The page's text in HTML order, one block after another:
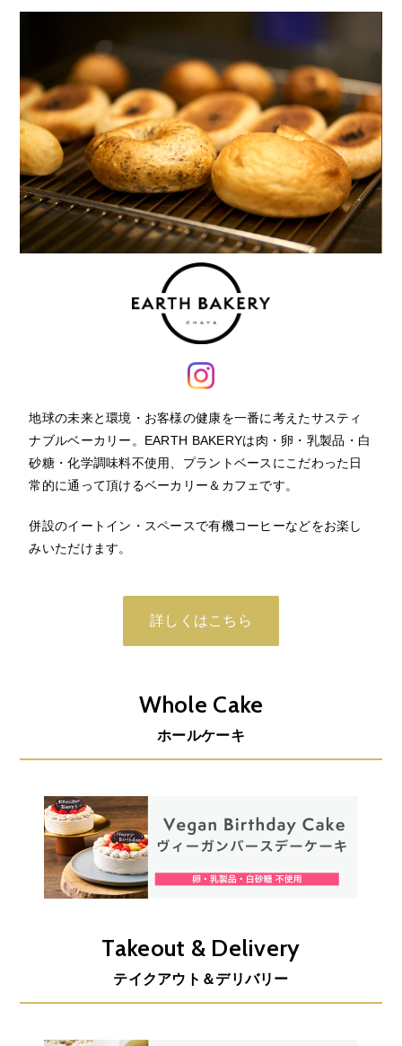
地球の未来と環境・お客様の健康を一番に考えたサスティ
ナブルベーカリー。EARTH BAKERYは肉・卵・乳製品・白
砂糖・化学調味料不使用、プラントベースにこだわった日
常的に通って頂けるベーカリー＆カフェです。
併設のイートイン・スペースで有機コーヒーなどをお楽し
みいただけます。
詳しくはこちら
Whole Cake
ホールケーキ
Takeout & Delivery
テイクアウト＆デリバリー